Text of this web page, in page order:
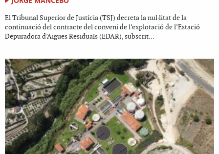
El Tribunal Superior de Justícia (TSJ) decreta la nul·litat de la
continuació del contracte del conveni de l’explotació de l’Estació
Depuradora d’Aigües Residuals (EDAR), subscrit...